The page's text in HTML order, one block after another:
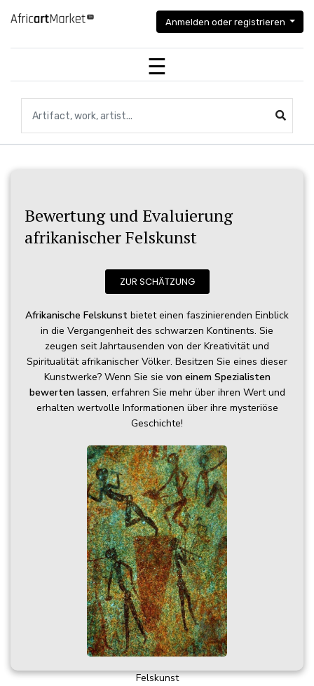
Anmelden oder registrieren
Bewertung und Evaluierung
afrikanischer Felskunst
ZUR SCHÄTZUNG
Afrikanische Felskunst bietet einen faszinierenden Einblick
in die Vergangenheit des schwarzen Kontinents. Sie
zeugen seit Jahrtausenden von der Kreativität und
Spiritualität afrikanischer Völker. Besitzen Sie eines dieser
Kunstwerke? Wenn Sie sie von einem Spezialisten
bewerten lassen, erfahren Sie mehr über ihren Wert und
erhalten wertvolle Informationen über ihre mysteriöse
Geschichte!
Felskunst